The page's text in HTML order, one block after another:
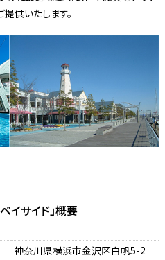
供いたします。
イサイド」概要
神奈川県横浜市金沢区白帆5-2